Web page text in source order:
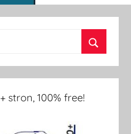
stron, 100% free!